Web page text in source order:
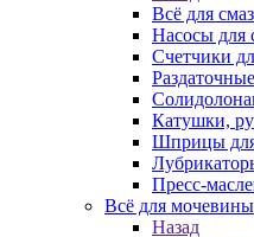
Всё для
Насосы для
Счетчики
Катушки,
Шприцы
Пресс-
Всё для мочевины
Назад